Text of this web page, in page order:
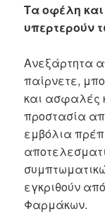
Τα οφέλη
υπερτερούν
Ανεξάρτητα
παίρνετε,
και ασφαλές
προστασία
εμβόλια
εγκριθούν
Φαρμάκων.